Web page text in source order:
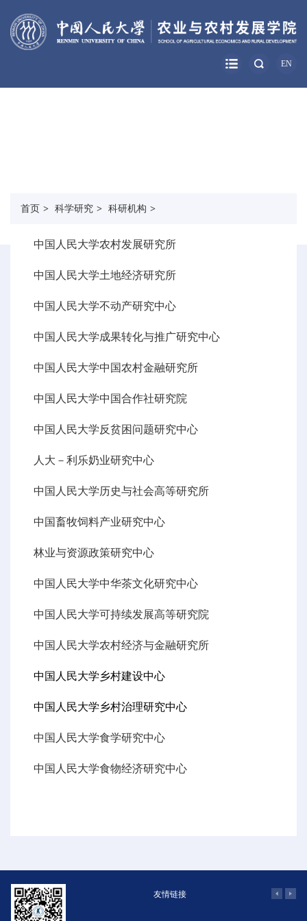
EN
首页 > 科学研究 > 科研机构 >
中国人民大学农村发展研究所
中国人民大学土地经济研究所
中国人民大学不动产研究中心
中国人民大学成果转化与推广研究中心
中国人民大学中国农村金融研究所
中国人民大学中国合作社研究院
中国人民大学反贫困问题研究中心
人大－利乐奶业研究中心
中国人民大学历史与社会高等研究所
中国畜牧饲料产业研究中心
林业与资源政策研究中心
中国人民大学中华茶文化研究中心
中国人民大学可持续发展高等研究院
中国人民大学农村经济与金融研究所
中国人民大学乡村建设中心
中国人民大学乡村治理研究中心
中国人民大学食学研究中心
中国人民大学食物经济研究中心
友情链接